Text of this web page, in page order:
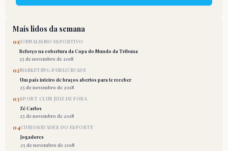
Mais lidos da semana
01JORNALISMO ESPORTIVO
Reforço na cobertura da Copa do Mundo da Tribuna
25 de novembro de 2018
02MARKETING-PUBLICIDADE
Um país inteiro de braços abertos para te receber
25 de novembro de 2018
03SPORT CLUB JUIZ DE FORA
Zé Carlos
25 de novembro de 2018
04CURIOSIDADES DO ESPORTE
Jogadores
25 de novembro de 2018